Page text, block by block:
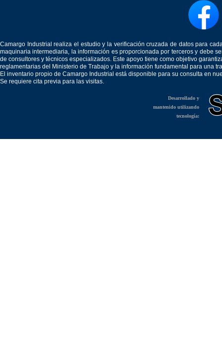
Camargo Industrial realiza el estudio y la verificación cruzada de datos para
maquinaria intermediaria, la información es proporcionada por terceros y debe
de consultores y técnicos especializados. Este apoyo tiene como objetivo
reglamentarias del Ministerio de Trabajo y la información fundamental para una
El inventario propio de Camargo Industrial está disponible para su consulta en
Se requiere cita previa para las visitas.
Desarrollado y
mantenido utilizando
tecnología: